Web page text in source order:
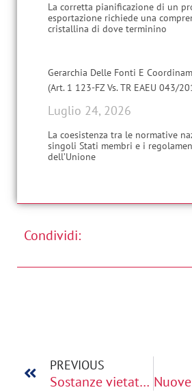
La corretta pianificazione di un
esportazione richiede una
cristallina di dove terminino
Gerarchia Delle Fonti E
(Art. 1 123-FZ Vs. TR EAEU 043/
Luglio 24, 2026
La coesistenza tra le normative
singoli Stati membri e i
dell’Unione
Condividi:
PREVIOUS
Sostanze vietate come additivi: modifiche ai regolamenti EAC sugli aromi alimentari